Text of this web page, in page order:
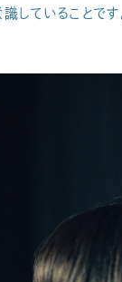
していることです